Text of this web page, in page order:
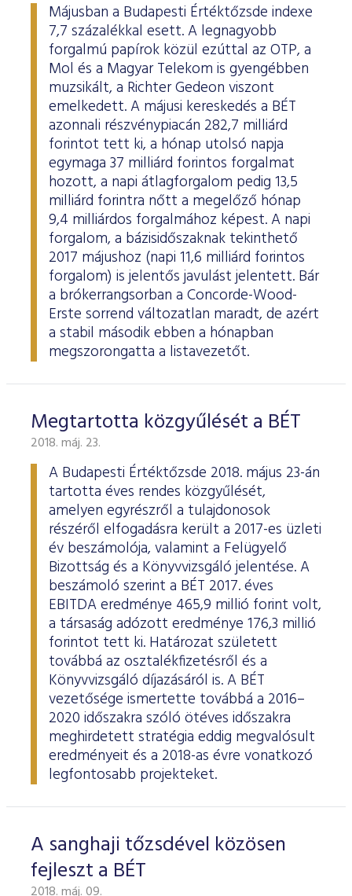
Májusban a Budapesti Értéktőzsde indexe
7,7 százalékkal esett. A legnagyobb
forgalmú papírok közül ezúttal az OTP, a
Mol és a Magyar Telekom is gyengébben
muzsikált, a Richter Gedeon viszont
emelkedett. A májusi kereskedés a BÉT
azonnali részvénypiacán 282,7 milliárd
forintot tett ki, a hónap utolsó napja
egymaga 37 milliárd forintos forgalmat
hozott, a napi átlagforgalom pedig 13,5
milliárd forintra nőtt a megelőző hónap
9,4 milliárdos forgalmához képest. A napi
forgalom, a bázisidőszaknak tekinthető
2017 májushoz (napi 11,6 milliárd forintos
forgalom) is jelentős javulást jelentett. Bár
a brókerrangsorban a Concorde-Wood-
Erste sorrend változatlan maradt, de azért
a stabil második ebben a hónapban
megszorongatta a listavezetőt.
Megtartotta közgyűlését a BÉT
2018. máj. 23.
A Budapesti Értéktőzsde 2018. május 23-án
tartotta éves rendes közgyűlését,
amelyen egyrészről a tulajdonosok
részéről elfogadásra került a 2017-es üzleti
év beszámolója, valamint a Felügyelő
Bizottság és a Könyvvizsgáló jelentése. A
beszámoló szerint a BÉT 2017. éves
EBITDA eredménye 465,9 millió forint volt,
a társaság adózott eredménye 176,3 millió
forintot tett ki. Határozat született
továbbá az osztalékfizetésről és a
Könyvvizsgáló díjazásáról is. A BÉT
vezetősége ismertette továbbá a 2016–
2020 időszakra szóló ötéves időszakra
meghirdetett stratégia eddig megvalósult
eredményeit és a 2018-as évre vonatkozó
legfontosabb projekteket.
A sanghaji tőzsdével közösen
fejleszt a BÉT